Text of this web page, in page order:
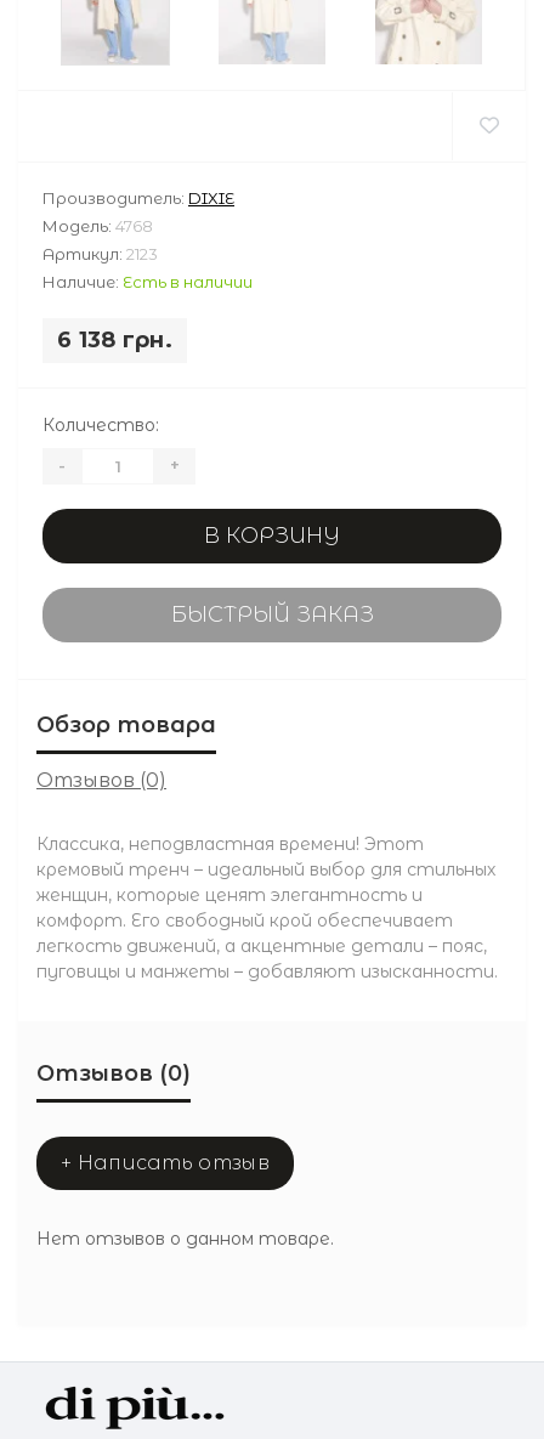
Производитель: DIXIE
Модель: 4768
Артикул: 2123
Наличие: Есть в наличии
6 138 грн.
Количество:
- +
В КОРЗИНУ
БЫСТРЫЙ ЗАКАЗ
Обзор товара
Отзывов (0)
Классика, неподвластная времени! Этот
кремовый тренч – идеальный выбор для стильных
женщин, которые ценят элегантность и
комфорт. Его свободный крой обеспечивает
легкость движений, а акцентные детали – пояс,
пуговицы и манжеты – добавляют изысканности.
Отзывов (0)
+ Написать отзыв
Нет отзывов о данном товаре.